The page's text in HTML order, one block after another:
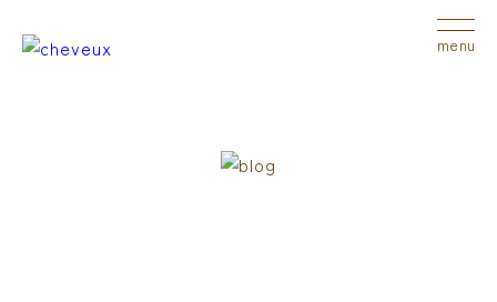
menu